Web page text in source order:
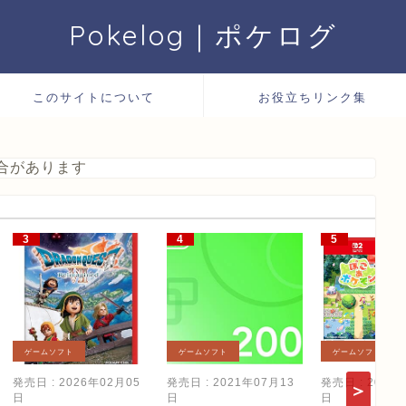
Pokelog｜ポケログ
このサイトについて お役立ちリンク集
があります
ゲームソフト
発売日 : 2026年02月05
日
ゲームソフト
発売日 : 2021年07月13
日
ゲームソフト
発売日 : 2026
日